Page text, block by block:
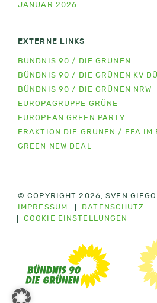
JANUAR 2026
EXTERNE LINKS
BÜNDNIS 90 / DIE GRÜNEN
BÜNDNIS 90 / DIE GRÜNEN KV
BÜNDNIS 90 / DIE GRÜNEN NRW
EUROPAGRUPPE GRÜNE
EUROPEAN GREEN PARTY
FRAKTION DIE GRÜNEN / EFA IM
GREEN NEW DEAL
© COPYRIGHT 2026, SVEN
IMPRESSUM
DATENSCHUTZ
COOKIE EINSTELLUNGEN